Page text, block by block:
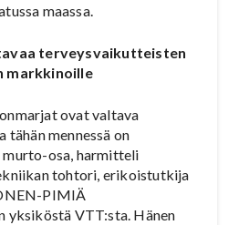
maassa.
terveysvaikutteisten
markkinoille
ovat valtava
tähän mennessä on
osa, harmitteli
tohtori, erikoistutkija
PIMIÄ
yksiköstä VTT:sta. Hänen